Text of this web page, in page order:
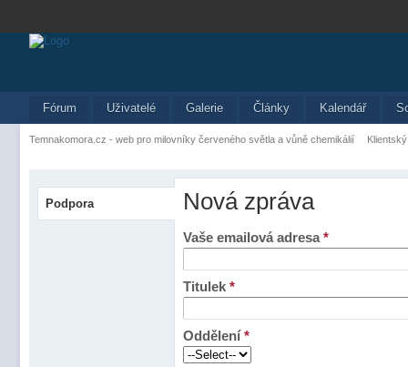
Fórum Uživatelé Galerie Články Kalendář
Temnakomora.cz - web pro milovníky červeného světla a vůně chemikálií
Podpora Nová zpráva
Vaše emailová adresa*
Titulek *
Oddělení*